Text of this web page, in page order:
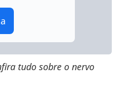
tudo sobre o nervo